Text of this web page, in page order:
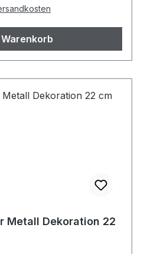
Metall Dekoration 22